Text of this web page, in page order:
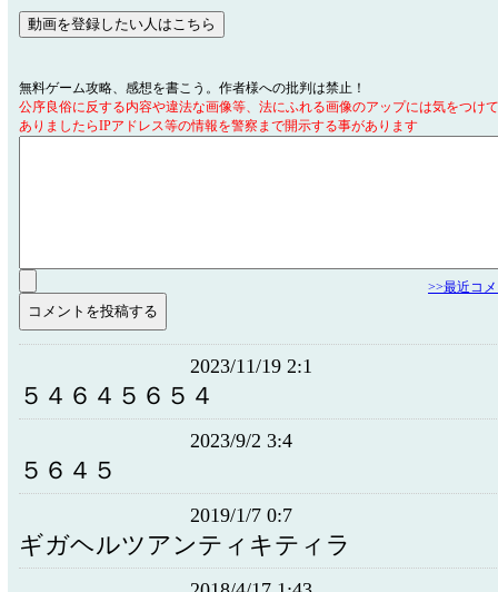
無料ゲーム攻略、感想を書こう。作者様への批判は禁止！
公序良俗に反する内容や違法な画像等、法にふれる画像のアップには気をつけ
ありましたらIPアドレス等の情報を警察まで開示する事があります
>>最近コ
2023/11/19 2:1
５４６４５６５４
2023/9/2 3:4
５６４５
2019/1/7 0:7
ギガヘルツアンティキティラ